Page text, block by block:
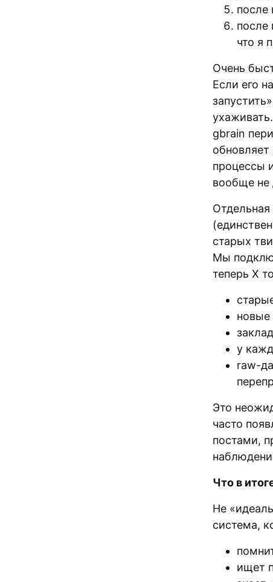
после
после
что я
Очень
Если его
gbrain
процессы
вообще не
старых
Мы
теперь X
новые
у
raw-
Это
часто
постами,
Что в
Не
система,
ищет